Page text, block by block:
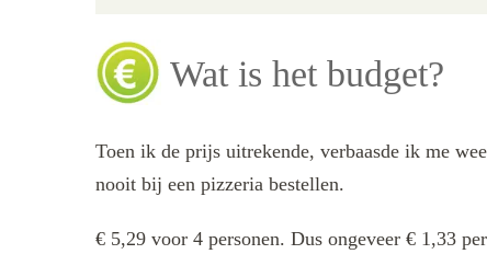
Wat is het budget?
Toen ik de prijs uitrekende, verbaasde ik me
nooit bij een pizzeria bestellen.
€ 5,29 voor 4 personen. Dus ongeveer € 1,33